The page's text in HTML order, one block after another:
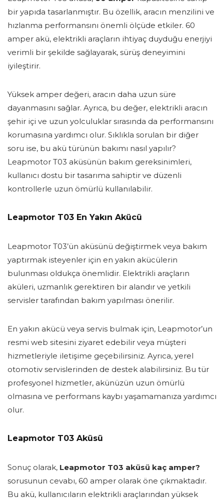
bir yapıda tasarlanmıştır. Bu özellik, aracın menzilini ve
hızlanma performansını önemli ölçüde etkiler. 60
amper akü, elektrikli araçların ihtiyaç duyduğu enerjiyi
verimli bir şekilde sağlayarak, sürüş deneyimini
iyileştirir.
Yüksek amper değeri, aracın daha uzun süre
dayanmasını sağlar. Ayrıca, bu değer, elektrikli aracın
şehir içi ve uzun yolculuklar sırasında da performansını
korumasına yardımcı olur. Sıklıkla sorulan bir diğer
soru ise, bu akü türünün bakımı nasıl yapılır?
Leapmotor T03 aküsünün bakım gereksinimleri,
kullanıcı dostu bir tasarıma sahiptir ve düzenli
kontrollerle uzun ömürlü kullanılabilir.
Leapmotor T03 En Yakın Akücü
Leapmotor T03’ün aküsünü değiştirmek veya bakım
yaptırmak isteyenler için en yakın akücülerin
bulunması oldukça önemlidir. Elektrikli araçların
aküleri, uzmanlık gerektiren bir alandır ve yetkili
servisler tarafından bakım yapılması önerilir.
En yakın akücü veya servis bulmak için, Leapmotor’un
resmi web sitesini ziyaret edebilir veya müşteri
hizmetleriyle iletişime geçebilirsiniz. Ayrıca, yerel
otomotiv servislerinden de destek alabilirsiniz. Bu tür
profesyonel hizmetler, akünüzün uzun ömürlü
olmasına ve performans kaybı yaşamamanıza yardımcı
olur.
Leapmotor T03 Aküsü
Sonuç olarak, Leapmotor T03 aküsü kaç amper?
sorusunun cevabı, 60 amper olarak öne çıkmaktadır.
Bu akü, kullanıcıların elektrikli araçlarından yüksek